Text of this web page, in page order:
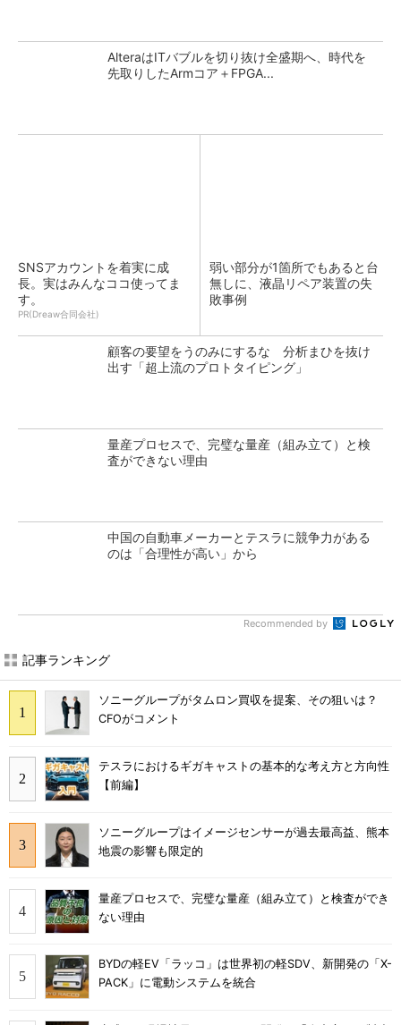
AlteraはITバブルを切り抜け全盛期へ、時代を
先取りしたArmコア＋FPGA...
SNSアカウントを着実に成
長。実はみんなココ使ってま
す。
PR(Dreaw合同会社)
弱い部分が1箇所でもあると台
無しに、液晶リペア装置の失
敗事例
顧客の要望をうのみにするな 分析まひを抜け
出す「超上流のプロトタイピング」
量産プロセスで、完璧な量産（組み立て）と検
査ができない理由
中国の自動車メーカーとテスラに競争力がある
のは「合理性が高い」から
Recommended by
記事ランキング
ソニーグループがタムロン買収を提案、その狙いは？
CFOがコメント
テスラにおけるギガキャストの基本的な考え方と方向性
【前編】
ソニーグループはイメージセンサーが過去最高益、熊本
地震の影響も限定的
量産プロセスで、完璧な量産（組み立て）と検査ができ
ない理由
BYDの軽EV「ラッコ」は世界初の軽SDV、新開発の「X-
PACK」に電動システムを統合